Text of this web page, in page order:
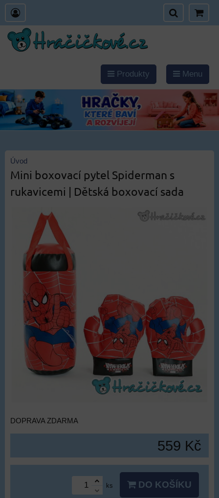
Produkty Menu
Úvod
Mini boxovací pytel Spiderman s
rukavicemi | Dětská boxovací sada
DOPRAVA ZDARMA
559 Kč
ks DO KOŠÍKU